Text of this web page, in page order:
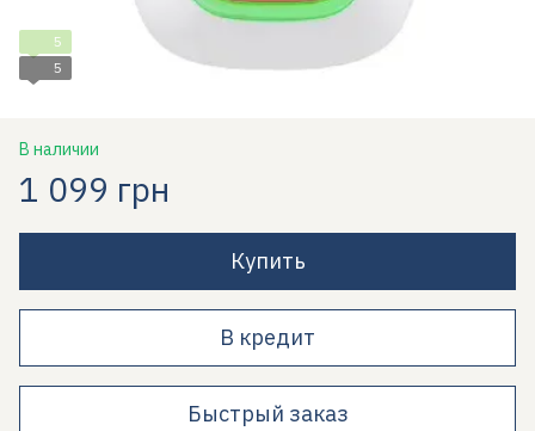
5
5
В наличии
1 099 грн
Купить
В кредит
Быстрый заказ